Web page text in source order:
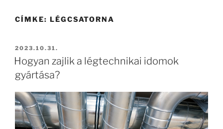
CÍMKE: LÉGCSATORNA
BEKÜLDVE:
2023.10.31.
Hogyan zajlik a légtechnikai idomok
gyártása?